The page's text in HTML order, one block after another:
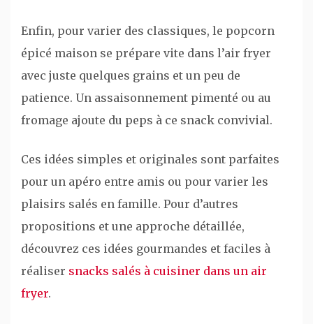
Enfin, pour varier des classiques, le popcorn
épicé maison se prépare vite dans l’air fryer
avec juste quelques grains et un peu de
patience. Un assaisonnement pimenté ou au
fromage ajoute du peps à ce snack convivial.
Ces idées simples et originales sont parfaites
pour un apéro entre amis ou pour varier les
plaisirs salés en famille. Pour d’autres
propositions et une approche détaillée,
découvrez ces idées gourmandes et faciles à
réaliser snacks salés à cuisiner dans un air
fryer.